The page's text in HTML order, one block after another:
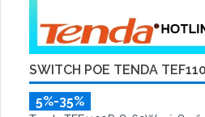
SWITCH POE TENDA
5%-35%